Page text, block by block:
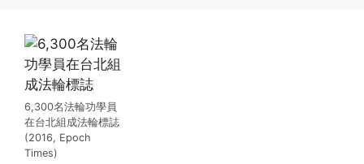
6,300名法輪功學員
在台北組成法輪標誌
(2016, Epoch
Times)